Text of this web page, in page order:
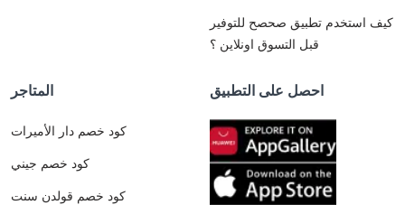
كيف استخدم تطبيق صحصح للتوفير
قبل التسوق اونلاين ؟
المتاجر
كود خصم دار الأميرات
كود خصم جيني
كود خصم قولدن سنت
احصل على التطبيق